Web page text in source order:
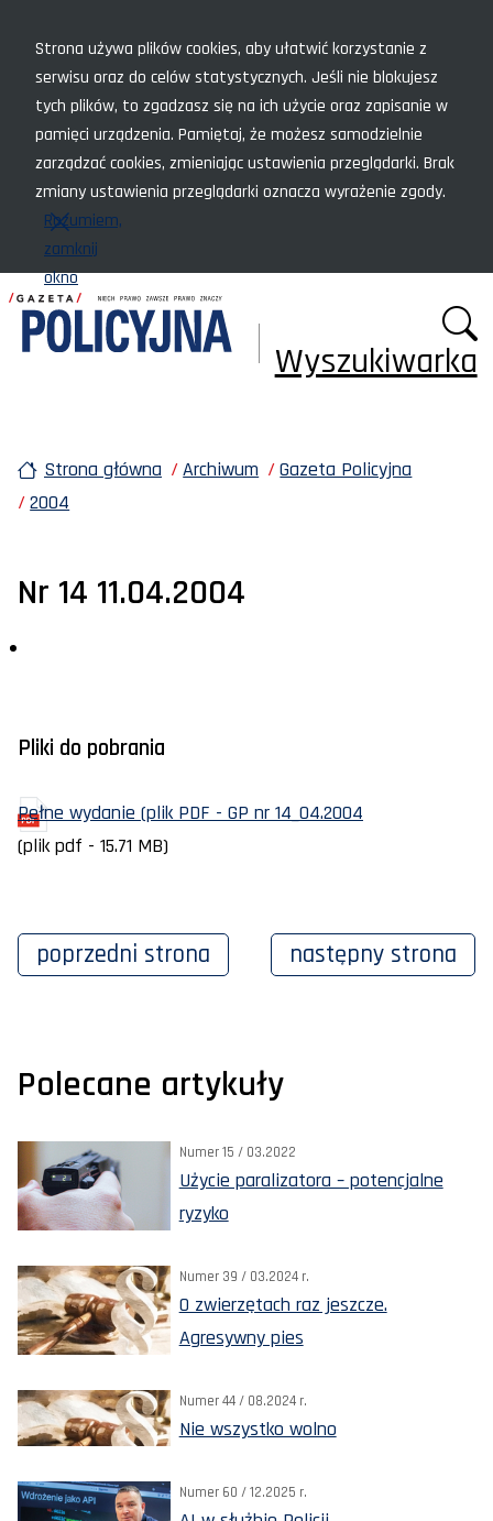
Strona używa plików cookies, aby ułatwić korzystanie z
serwisu oraz do celów statystycznych. Jeśli nie blokujesz
tych plików, to zgadzasz się na ich użycie oraz zapisanie w
pamięci urządzenia. Pamiętaj, że możesz samodzielnie
zarządzać cookies, zmieniając ustawienia przeglądarki. Brak
zmiany ustawienia przeglądarki oznacza wyrażenie zgody.
Rozumiem,
zamknij
okno
Wyszukiwarka
Strona główna Archiwum
Gazeta Policyjna
2004
Nr 14 11.04.2004
Pliki do pobrania
Pełne wydanie (plik PDF - GP nr 14_04.2004
(plik pdf - 15.71 MB)
poprzedni strona następny strona
Polecane artykuły
Numer 15 / 03.2022
Użycie paralizatora – potencjalne
ryzyko
Numer 39 / 03.2024 r.
O zwierzętach raz jeszcze.
Agresywny pies
Numer 44 / 08.2024 r.
Nie wszystko wolno
Numer 60 / 12.2025 r.